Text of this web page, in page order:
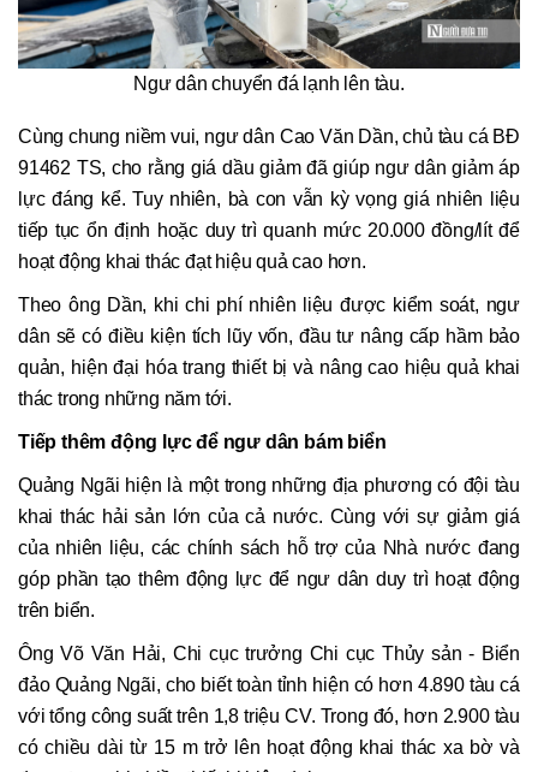
Ngư dân chuyển đá lạnh lên tàu.
Cùng chung niềm vui, ngư dân Cao Văn Dần, chủ tàu cá BĐ
91462 TS, cho rằng giá dầu giảm đã giúp ngư dân giảm áp
lực đáng kể. Tuy nhiên, bà con vẫn kỳ vọng giá nhiên liệu
tiếp tục ổn định hoặc duy trì quanh mức 20.000 đồng/lít để
hoạt động khai thác đạt hiệu quả cao hơn.
Theo ông Dần, khi chi phí nhiên liệu được kiểm soát, ngư
dân sẽ có điều kiện tích lũy vốn, đầu tư nâng cấp hầm bảo
quản, hiện đại hóa trang thiết bị và nâng cao hiệu quả khai
thác trong những năm tới.
Tiếp thêm động lực để ngư dân bám biển
Quảng Ngãi hiện là một trong những địa phương có đội tàu
khai thác hải sản lớn của cả nước. Cùng với sự giảm giá
của nhiên liệu, các chính sách hỗ trợ của Nhà nước đang
góp phần tạo thêm động lực để ngư dân duy trì hoạt động
trên biển.
Ông Võ Văn Hải, Chi cục trưởng Chi cục Thủy sản - Biển
đảo Quảng Ngãi, cho biết toàn tỉnh hiện có hơn 4.890 tàu cá
với tổng công suất trên 1,8 triệu CV. Trong đó, hơn 2.900 tàu
có chiều dài từ 15 m trở lên hoạt động khai thác xa bờ và